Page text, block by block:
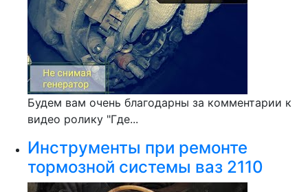
Будем вам очень благодарны за комментарии к
видео ролику "Где...
Инструменты при ремонте
тормозной системы ваз 2110